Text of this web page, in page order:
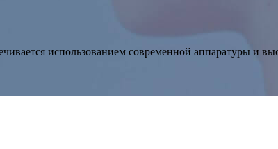
использованием современной аппаратуры и